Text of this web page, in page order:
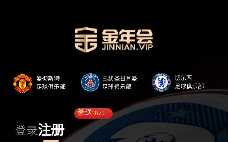
登录注册
送18元